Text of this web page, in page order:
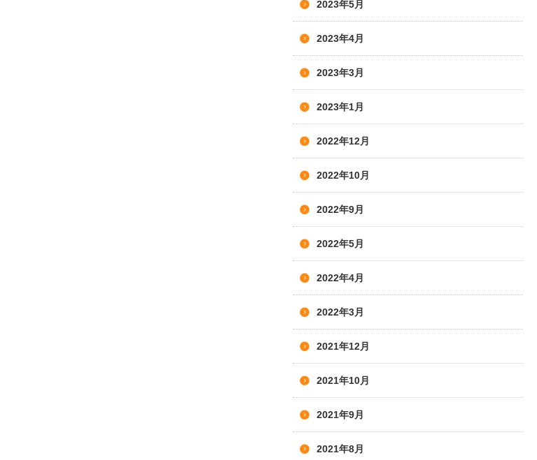
2023年5月
2023年4月
2023年3月
2023年1月
2022年12月
2022年10月
2022年9月
2022年5月
2022年4月
2022年3月
2021年12月
2021年10月
2021年9月
2021年8月